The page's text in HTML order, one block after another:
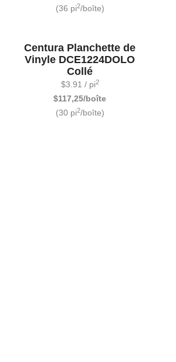
(36 pi2/boîte)
Centura Planchette de
Vinyle DCE1224DOLO
Collé
$3.91 / pi2
$117,25/boîte
(30 pi2/boîte)